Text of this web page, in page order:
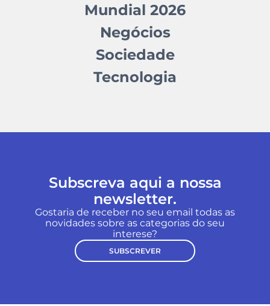
Mundial 2026
Negócios
Sociedade
Tecnologia
Subscreva aqui a nossa
newsletter.
Gostaria de receber no seu email todas as
novidades sobre as categorias do seu
interese?
SUBSCREVER